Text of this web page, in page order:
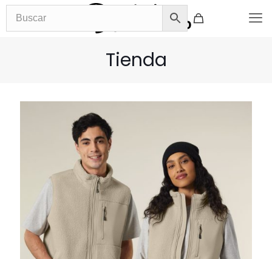
Tienda